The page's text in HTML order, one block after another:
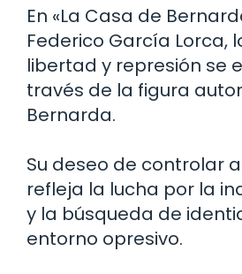
En «La Casa de
Federico García Lorca,
libertad y represión se
través de la figura
Bernarda.
Su deseo de controlar
refleja la lucha por la
y la búsqueda de
entorno opresivo.